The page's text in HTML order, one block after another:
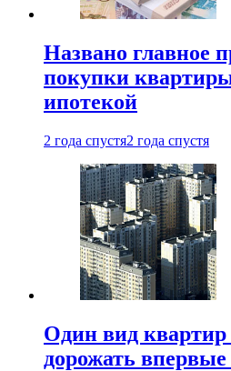
Названо главное
покупки
ипотекой
2 года спустя2 года спустя
Один вид квартир
дорожать впервые